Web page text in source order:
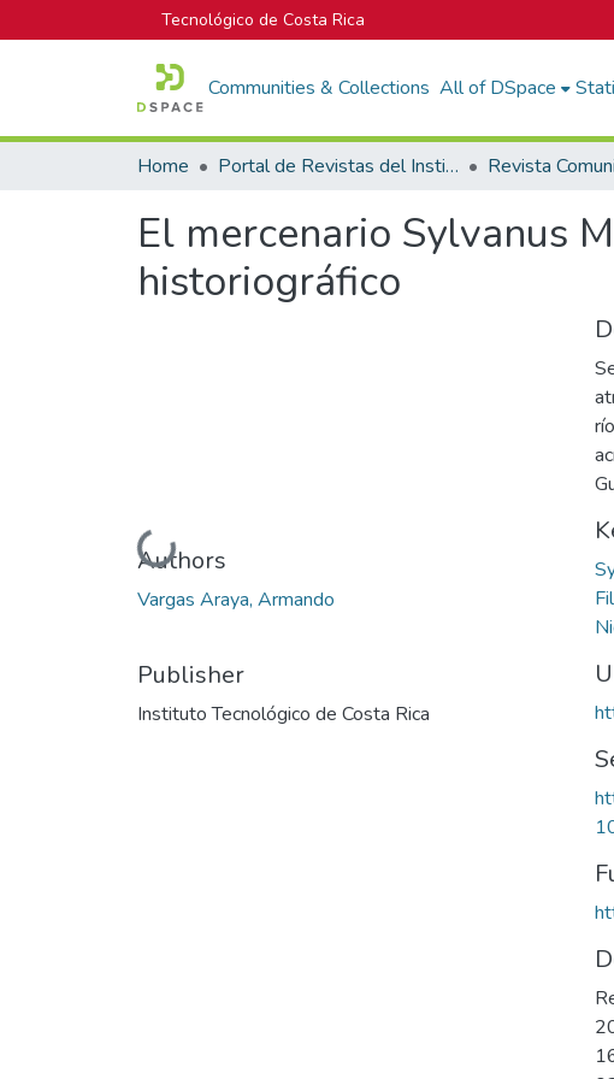
Tecnológico de Costa Rica
Communities & Collections All of DSpace
Home Portal de Revistas del Instituto Tecnológico de Costa Rica Revista
El mercenario Sylvanus
historiográfico
Loading...
Authors
Vargas Araya, Armando
Publisher
Instituto Tecnológico de Costa Rica